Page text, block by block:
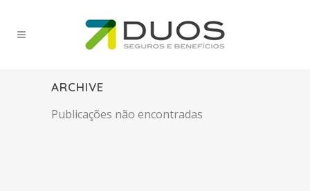
ARCHIVE
Publicações não encontradas